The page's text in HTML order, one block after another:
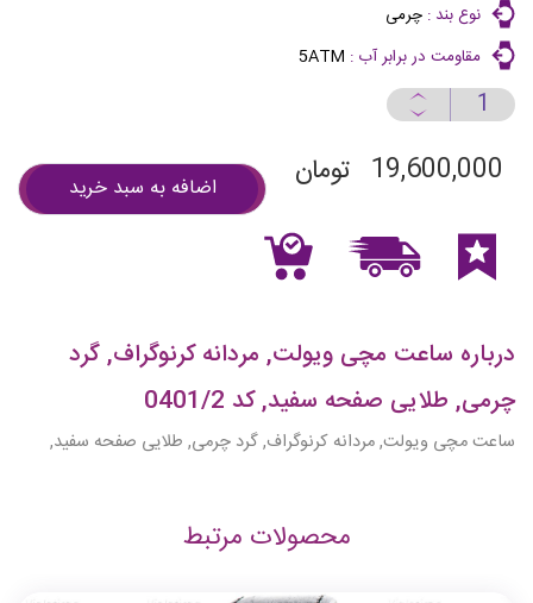
نوع بند : چرمی
مقاومت در برابر آب : 5ATM
19,600,000 تومان اضافه به سبد خرید
درباره ساعت مچی ویولت, مردانه کرنوگراف, گرد
چرمی, طلایی صفحه سفید, کد 0401/2
ساعت مچی ویولت, مردانه کرنوگراف, گرد چرمی, طلایی صفحه سفید,
محصولات مرتبط